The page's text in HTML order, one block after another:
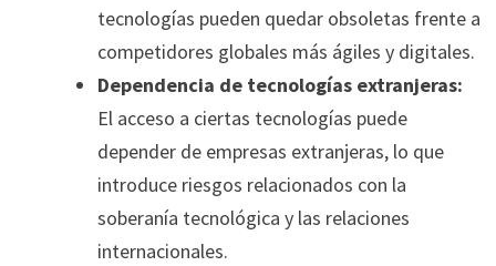
tecnologías pueden quedar obsoletas frente a
competidores globales más ágiles y digitales.
Dependencia de tecnologías extranjeras:
El acceso a ciertas tecnologías puede
depender de empresas extranjeras, lo que
introduce riesgos relacionados con la
soberanía tecnológica y las relaciones
internacionales.